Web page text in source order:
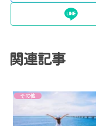
関連記事
その他